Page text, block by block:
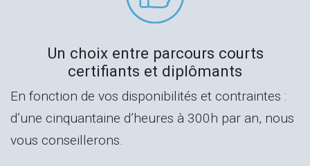
Un choix entre parcours courts
certifiants et diplômants
En fonction de vos disponibilités et contraintes :
d’une cinquantaine d’heures à 300h par an, nous
vous conseillerons.